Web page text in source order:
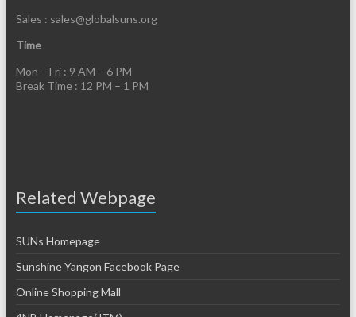
Sales : sales@globalsuns.org
Time
Mon – Fri : 9 AM – 6 PM
Break Time : 12 PM – 1 PM
Related Webpage
SUNs Homepage
Sunshine Yangon Facebook Page
Online Shopping Mall